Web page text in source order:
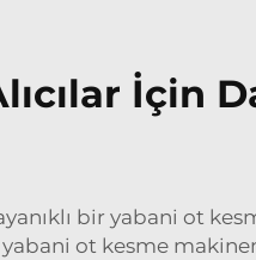
İçin
bir yabani ot
ot kesme